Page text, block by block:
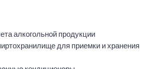
алкогольной продукции
для приемки и хранения